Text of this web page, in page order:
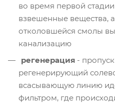
во время первой
взвешенные вещества,
отколовшейся смолы
канализацию
регенерация - пропуск
регенерирующий
всасывающую линию
фильтром, где